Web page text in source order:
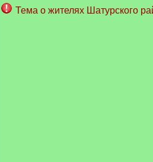
Тема о жителях Шатурского